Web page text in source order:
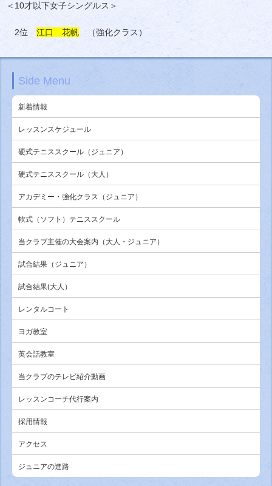
＜10才以下女子シングルス＞
2位 江口 花帆 （強化クラス）
Side Menu
新着情報
レッスンスケジュール
硬式テニススクール（ジュニア）
硬式テニススクール（大人）
アカデミー・強化クラス（ジュニア）
軟式（ソフト）テニススクール
当クラブ主催の大会案内（大人・ジュニア）
試合結果（ジュニア）
試合結果(大人）
レンタルコート
ヨガ教室
英会話教室
当クラブのテレビ紹介動画
レッスンコーチ代行案内
採用情報
アクセス
ジュニアの進路